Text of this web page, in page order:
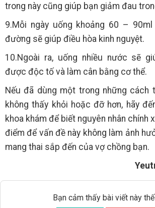
trong này cũng giúp bạn giảm đau
9.Mỗi ngày uống khoảng 60 –
đường sẽ giúp điều hòa kinh nguyệt.
10.Ngoài ra, uống nhiều nước sẽ
được độc tố và làm cân bằng cơ thể.
Nếu đã dùng một trong những cách
không thấy khỏi hoặc đỡ hơn, hãy
khoa khám để biết nguyên nhân chính
điểm để vấn đề này không làm ảnh
mang thai sắp đến của vợ chồng bạn.
Bạn cảm thấy bài viết này